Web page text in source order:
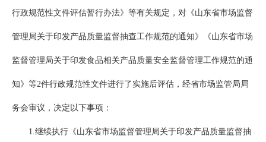
行政规范性文件评估暂行办法》等有关规定，对《山东省市场监督
管理局关于印发产品质量监督抽查工作规范的通知》《山东省市场
监督管理局关于印发食品相关产品质量安全监督管理工作规范的通
知》等2件行政规范性文件进行了实施后评估，经省市场监管局局
务会审议，决定以下事项：
1.继续执行《山东省市场监督管理局关于印发产品质量监督抽